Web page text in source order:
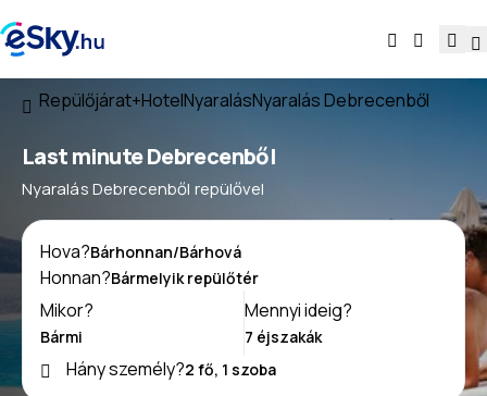
Repülőjárat+HotelNyaralásNyaralás Debrecenből
Last minute Debrecenből
Nyaralás Debrecenből repülővel
Hova?
Honnan?
Mikor?
Mennyi ideig?
Hány személy?